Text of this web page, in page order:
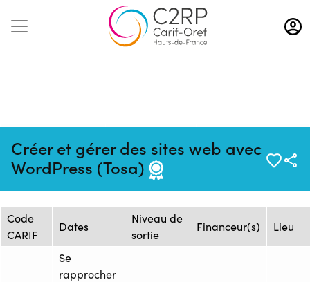
Aller
au
contenu
Créer et gérer des sites web avec
WordPress (Tosa)
28/04/2026
2461719F
FORMATION
Session de formation
Code
CARIF
Dates
Niveau de
sortie
Financeur(s) Lieu
Se
rapprocher